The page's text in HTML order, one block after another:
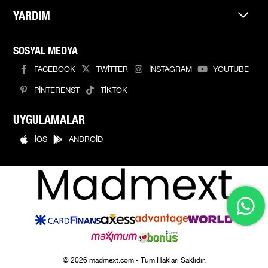
YARDIM
SOSYAL MEDYA
FACEBOOK TWİTTER İNSTAGRAM
YOUTUBE
PİNTERENST
TİKTOK
UYGULAMALAR
İOS ANDROİD
© 2026 madmext.com - Tüm Hakları Saklıdır.